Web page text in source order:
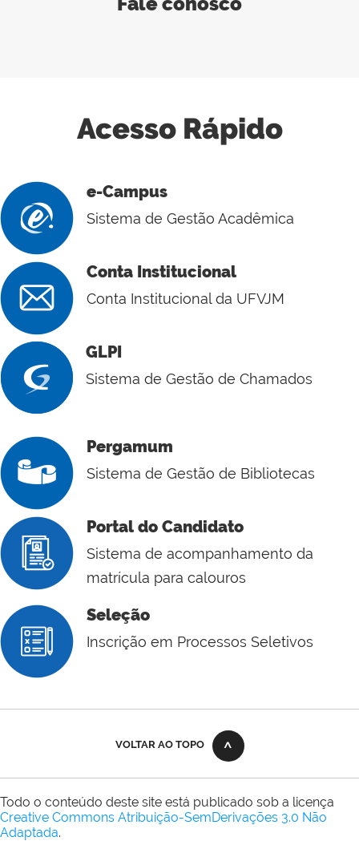
Acesso Rápido
e-Campus
Sistema de Gestão Acadêmica
Conta Institucional
Conta Institucional da UFVJM
GLPI
Sistema de Gestão de Chamados
Pergamum
Sistema de Gestão de Bibliotecas
Portal do Candidato
Sistema de acompanhamento da
matrícula para calouros
Seleção
Inscrição em Processos Seletivos
VOLTAR AO TOPO
Todo o conteúdo deste site está publicado sob a licença
Creative Commons Atribuição-SemDerivações 3.0 Não
Adaptada.